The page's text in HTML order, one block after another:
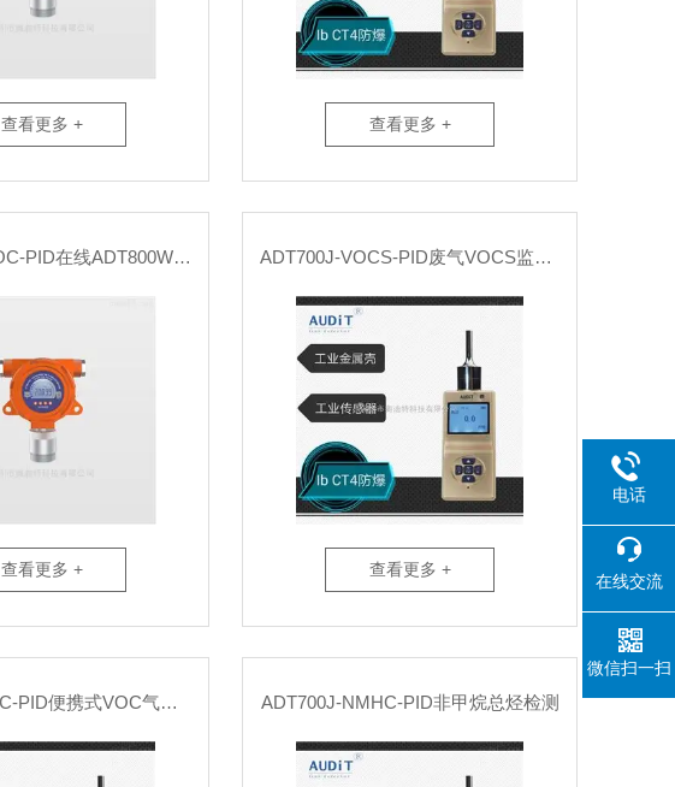
查看更多 + 查看更多 +
ADT800W-VOC-PID在线ADT800W-VOC监测仪
查看更多 +
ADT700J-VOCS-PID废气VOCS监测仪批发
查看更多 +
ADT700J-VOC-PID便携式VOC气体检测仪器 ADT700J-NMHC-PID非甲烷总烃检测
电话
在线交流
微信扫一扫